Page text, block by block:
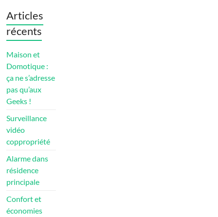
Articles
récents
Maison et
Domotique :
ça ne s’adresse
pas qu’aux
Geeks !
Surveillance
vidéo
coppropriété
Alarme dans
résidence
principale
Confort et
économies